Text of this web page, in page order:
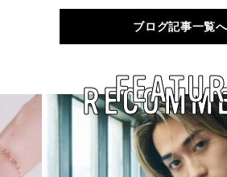
ブログ記事一覧へ